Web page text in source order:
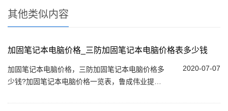
其他类似内容
加固笔记本电脑价格_三防加固笔记本电脑价格表多少钱
2020-07-07
加固笔记本电脑价格，三防加固笔记本电脑价格多
少钱?加固笔记本电脑价格一览表，鲁成伟业提供
表。...